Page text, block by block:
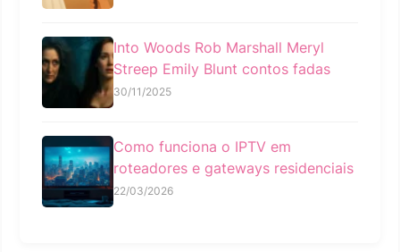
Into Woods Rob Marshall Meryl
Streep Emily Blunt contos fadas
30/11/2025
Como funciona o IPTV em
roteadores e gateways residenciais
22/03/2026